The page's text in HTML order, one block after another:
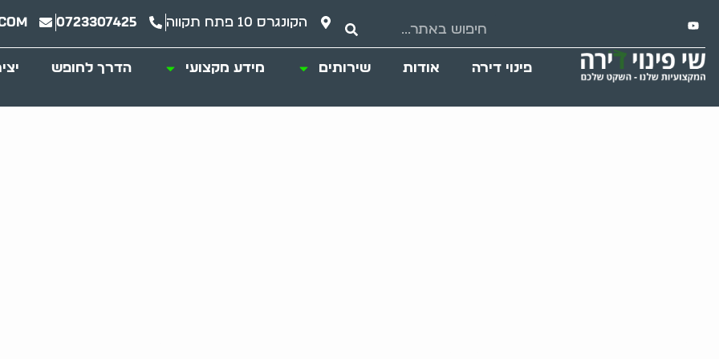
הקונגרס 10 פתח תקווה 0723307425
פינוי דירה אודות שירותים מידע מקצועי הדרך לחופש